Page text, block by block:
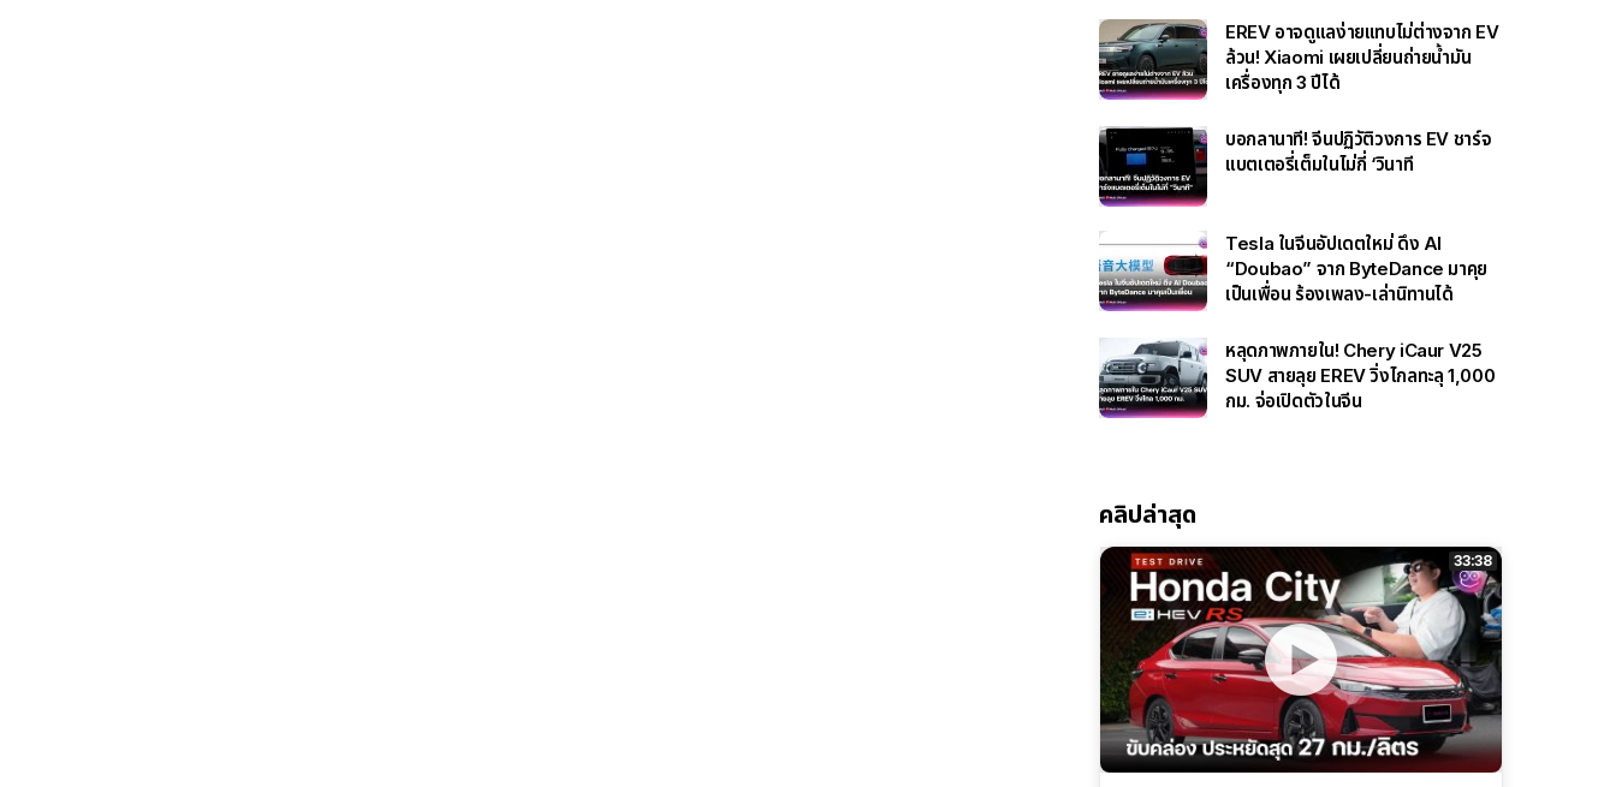
EREV อาจดูแลง่ายแทบไม่ต่างจาก EV
ล้วน! Xiaomi เผยเปลี่ยนถ่ายน้ำมัน
เครื่องทุก 3 ปีได้
บอกลานาที! จีนปฏิวัติวงการ EV ชาร์จ
แบตเตอรี่เต็มในไม่กี่ ‘วินาที
Tesla ในจีนอัปเดตใหม่ ดึง AI
“Doubao” จาก ByteDance มาคุย
เป็นเพื่อน ร้องเพลง-เล่านิทานได้
หลุดภาพภายใน! Chery iCaur V25
SUV สายลุย EREV วิ่งไกลทะลุ 1,000
กม. จ่อเปิดตัวในจีน
คลิปล่าสุด
33:38